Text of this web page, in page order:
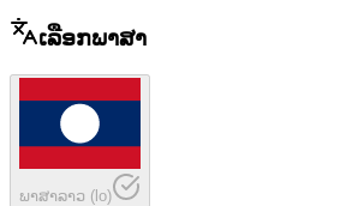
ເລືອກພາສາ
ພາສາລາວ (lo)